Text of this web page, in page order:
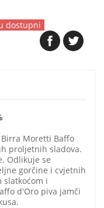
dostupni
Moretti Baffo
proljetnih sladova.
Odlikuje se
gorčine i cvjetnih
slatkoćom i
d'Oro piva jamči